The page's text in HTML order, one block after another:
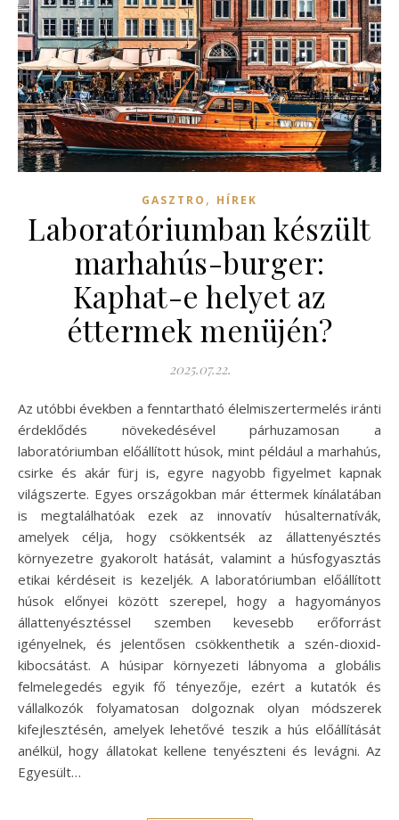
GASZTRO , HÍREK
Laboratóriumban készült
marhahús-burger:
Kaphat-e helyet az
éttermek menüjén?
2025.07.22.
Az utóbbi években a fenntartható élelmiszertermelés iránti
érdeklődés növekedésével párhuzamosan a
laboratóriumban előállított húsok, mint például a marhahús,
csirke és akár fürj is, egyre nagyobb figyelmet kapnak
világszerte. Egyes országokban már éttermek kínálatában
is megtalálhatóak ezek az innovatív húsalternatívák,
amelyek célja, hogy csökkentsék az állattenyésztés
környezetre gyakorolt hatását, valamint a húsfogyasztás
etikai kérdéseit is kezeljék. A laboratóriumban előállított
húsok előnyei között szerepel, hogy a hagyományos
állattenyésztéssel szemben kevesebb erőforrást
igényelnek, és jelentősen csökkenthetik a szén-dioxid-
kibocsátást. A húsipar környezeti lábnyoma a globális
felmelegedés egyik fő tényezője, ezért a kutatók és
vállalkozók folyamatosan dolgoznak olyan módszerek
kifejlesztésén, amelyek lehetővé teszik a hús előállítását
anélkül, hogy állatokat kellene tenyészteni és levágni. Az
Egyesült…